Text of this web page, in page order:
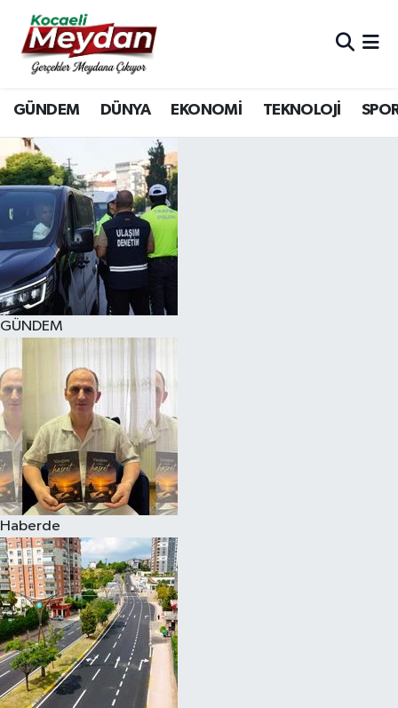
GÜNDEM DÜNYA EKONOMİ TEKNOLOJİ
GÜNDEM
Haberde
Nöbetçi Eczaneler
Hava Durumu
Trafik Durumu
Süper Lig Puan Durumu ve Fikstür
Tüm Manşetler
Son Dakika Haberleri
Haber Arşivi